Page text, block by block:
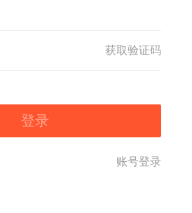
获取验证码
登录
账号登录